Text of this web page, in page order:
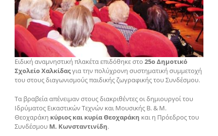
Ειδική αναμνηστική πλακέτα επιδόθηκε στο 25ο Δημοτικό
Σχολείο Χαλκίδαςγια την πολύχρονη συστηματική συμμετοχή
του στους διαγωνισμούς παιδικής ζωγραφικής του Συνδέσμου.
Τα βραβεία απένειμαν στους διακριθέντες οι δημιουργοί του
Ιδρύματος Εικαστικών Τεχνών και Μουσικής Β. & Μ.
Θεοχαράκη κύριος και κυρία Θεοχαράκη και η Πρόεδρος του
Συνδέσμου Μ. Κωνσταντινίδη.